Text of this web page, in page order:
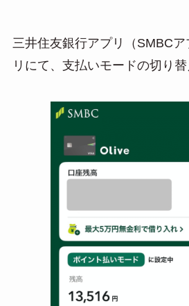
三井住友銀行アプリ（SMBC
リにて、支払いモードの切り替